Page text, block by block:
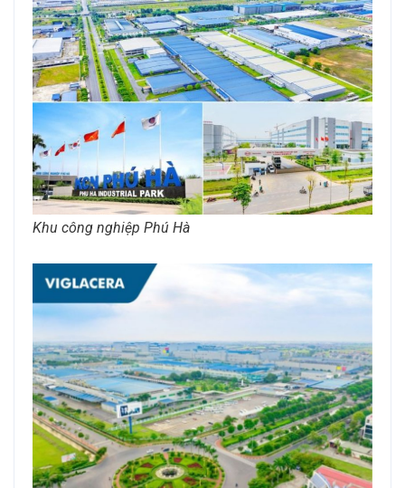
Khu công nghiệp Phú Hà